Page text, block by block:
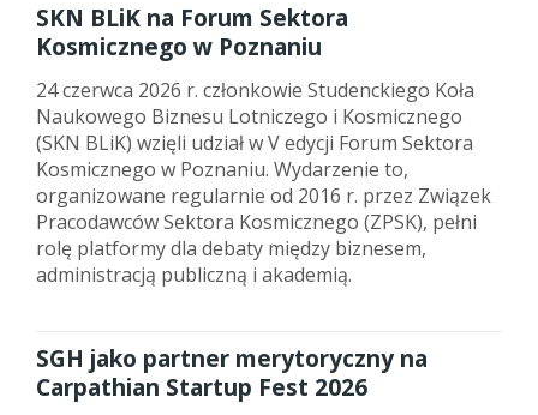
SKN BLiK na Forum Sektora
Kosmicznego w Poznaniu
24 czerwca 2026 r. członkowie Studenckiego Koła
Naukowego Biznesu Lotniczego i Kosmicznego
(SKN BLiK) wzięli udział w V edycji Forum Sektora
Kosmicznego w Poznaniu. Wydarzenie to,
organizowane regularnie od 2016 r. przez Związek
Pracodawców Sektora Kosmicznego (ZPSK), pełni
rolę platformy dla debaty między biznesem,
administracją publiczną i akademią.
SGH jako partner merytoryczny na
Carpathian Startup Fest 2026